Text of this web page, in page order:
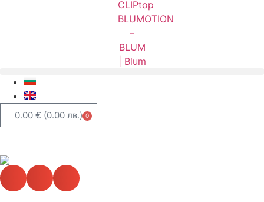
0.00 € (0.00 лв.) 0